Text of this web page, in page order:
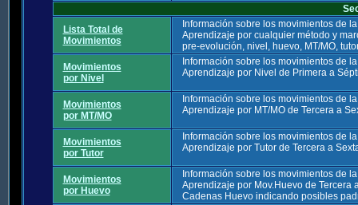
Lista Total de
Movimientos
Información sobre los movimientos de
Aprendizaje por cualquier método y
pre-evolución, nivel, huevo, MT/MO,
Movimientos
por Nivel
Información sobre los movimientos de
Aprendizaje por Nivel de Primera a
Movimientos
por MT/MO
Información sobre los movimientos de
Aprendizaje por MT/MO de Tercera a
Movimientos
por Tutor
Información sobre los movimientos de
Aprendizaje por Tutor de Tercera a
Movimientos
por Huevo
Información sobre los movimientos de
Aprendizaje por Mov.Huevo de Tercera
Cadenas Huevo indicando posibles